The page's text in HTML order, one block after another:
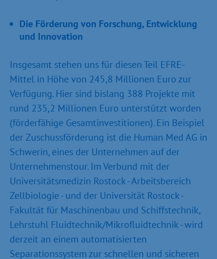
Die Förderung von Forschung, Entwicklung
und Innovation
Insgesamt stehen uns für diesen Teil EFRE-
Mittel in Höhe von 245,8 Millionen Euro zur
Verfügung. Hier sind bislang 388 Projekte mit
rund 235,2 Millionen Euro unterstützt worden
(förderfähige Gesamtinvestitionen). Ein Beispiel
der Zuschussförderung ist die Human Med AG in
Schwerin, eines der Unternehmen auf der
Unternehmenstour. Im Verbund mit der
Universitätsmedizin Rostock - Arbeitsbereich
Zellbiologie - und der Universität Rostock -
Fakultät für Maschinenbau und Schiffstechnik,
Lehrstuhl Fluidtechnik/Mikrofluidtechnik - wird
derzeit an einem automatisierten
Separationssystem zur schnellen und sicheren